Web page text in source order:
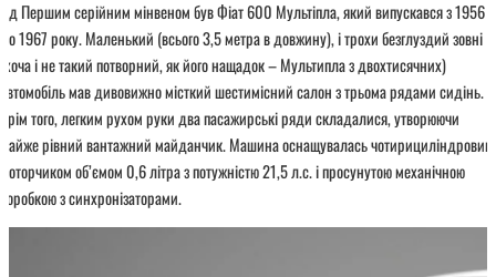
дд Першим серійним мінвеном був Фіат 600 Мультіпла, який випускався з 1956
до 1967 року. Маленький (всього 3,5 метра в довжину), і трохи безглуздий зовні
(хоча і не такий потворний, як його нащадок – Мультипла з двохтисячних)
автомобіль мав дивовижно місткий шестимісний салон з трьома рядами сидінь.
Крім того, легким рухом руки два пасажирські ряди складалися, утворюючи
майже рівний вантажний майданчик. Машина оснащувалась чотирициліндровим
моторчиком об’ємом 0,6 літра з потужністю 21,5 л.с. і просунутою механічною
коробкою з синхронізаторами.